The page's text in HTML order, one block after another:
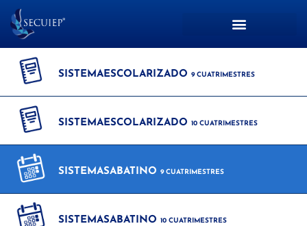
SISTEMAESCOLARIZADO 9 CUATRIMESTRES
SISTEMAESCOLARIZADO 10 CUATRIMESTRES
SISTEMASABATINO 9 CUATRIMESTRES
SISTEMASABATINO 10 CUATRIMESTRES